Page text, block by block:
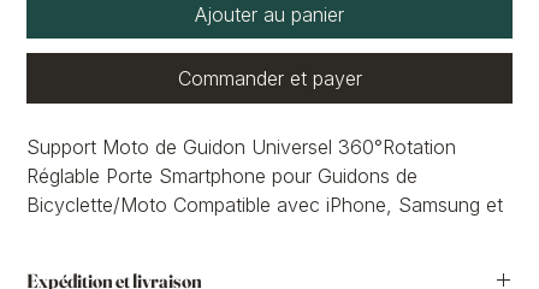
Ajouter au panier
Commander et payer
Support Moto de Guidon Universel 360°Rotation
Réglable Porte Smartphone pour Guidons de
Bicyclette/Moto Compatible avec iPhone, Samsung et
Expédition et livraison